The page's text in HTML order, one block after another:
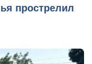
прострелил